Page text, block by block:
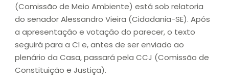
(Comissão de Meio Ambiente) está sob relatoria
do senador Alessandro Vieira (Cidadania-SE). Após
a apresentação e votação do parecer, o texto
seguirá para a CI e, antes de ser enviado ao
plenário da Casa, passará pela CCJ (Comissão de
Constituição e Justiça).